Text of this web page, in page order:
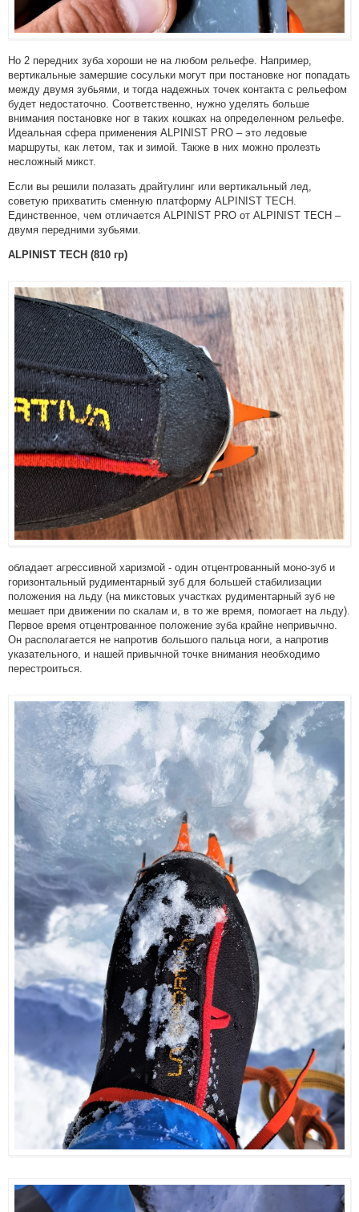
Но 2 передних зуба хороши не на любом рельефе. Например,
вертикальные замершие сосульки могут при постановке ног попадать
между двумя зубьями, и тогда надежных точек контакта с рельефом
будет недостаточно. Соответственно, нужно уделять больше
внимания постановке ног в таких кошках на определенном рельефе.
Идеальная сфера применения ALPINIST PRO – это ледовые
маршруты, как летом, так и зимой. Также в них можно пролезть
несложный микст.
Если вы решили полазать драйтулинг или вертикальный лед,
советую прихватить сменную платформу ALPINIST TECH.
Единственное, чем отличается ALPINIST PRO от ALPINIST TECH –
двумя передними зубьями.
ALPINIST TECH (810 гр)
обладает агрессивной харизмой - один отцентрованный моно-зуб и
горизонтальный рудиментарный зуб для большей стабилизации
положения на льду (на микстовых участках рудиментарный зуб не
мешает при движении по скалам и, в то же время, помогает на льду).
Первое время отцентрованное положение зуба крайне непривычно.
Он располагается не напротив большого пальца ноги, а напротив
указательного, и нашей привычной точке внимания необходимо
перестроиться.